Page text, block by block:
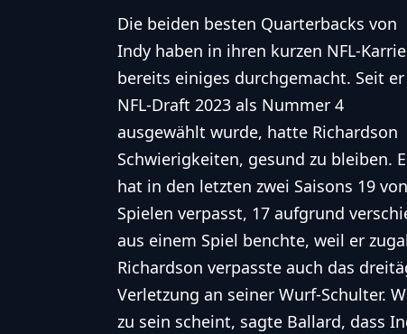
Die beiden besten Quarterbacks von
Indy haben in ihren kurzen NFL-
bereits einiges durchgemacht. Seit
NFL-Draft 2023 als Nummer 4
ausgewählt wurde, hatte Richardson
Schwierigkeiten, gesund zu bleiben.
hat in den letzten zwei Saisons 19
Spielen verpasst, 17 aufgrund
aus einem Spiel benchte, weil er
Richardson verpasste auch das
Verletzung an seiner Wurf-Schulter.
zu sein scheint, sagte Ballard, dass